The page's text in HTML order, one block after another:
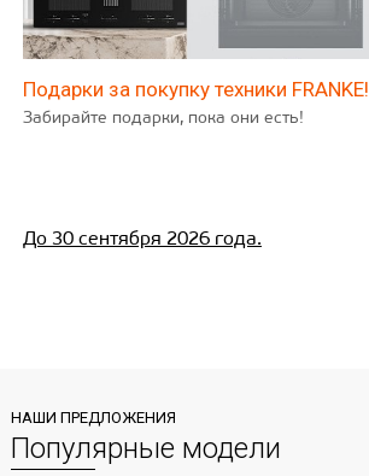
Подарки за покупку техники FRANKE!
Забирайте подарки, пока они есть!
До 30 сентября 2026 года.
НАШИ ПРЕДЛОЖЕНИЯ
Популярные модели